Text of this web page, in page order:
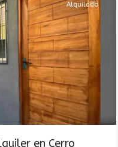
Alquilado
en Cerro